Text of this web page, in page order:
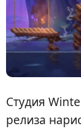
Студия
релиза